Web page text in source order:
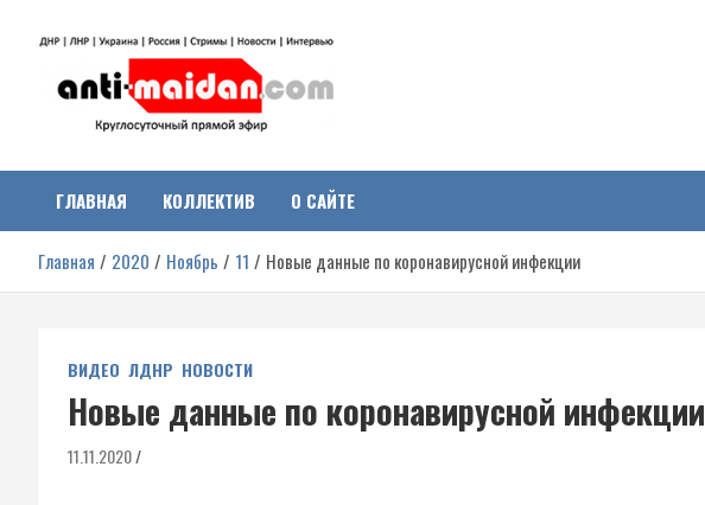
Антимайдан:
Гражданская война на
Украине
о гражданской войне на Украине, включая события в Новороссии,
ДНР, ЛНР и других регионах.
ГЛАВНАЯ КОЛЛЕКТИВ О САЙТЕ
Главная 2020 Ноябрь 11 Новые данные по коронавирусной инфекции
ВИДЕО ЛДНР НОВОСТИ
Новые данные по коронавирусной инфекции
11.11.2020